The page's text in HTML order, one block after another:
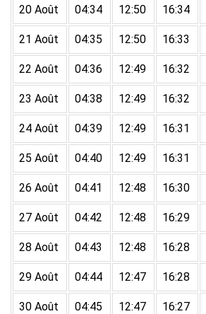
20 Août 04:34 12:50 16:34
21 Août 04:35 12:50 16:33
22 Août 04:36 12:49 16:32
23 Août 04:38 12:49 16:32
24 Août 04:39 12:49 16:31
25 Août 04:40 12:49 16:31
26 Août 04:41 12:48 16:30
27 Août 04:42 12:48 16:29
28 Août 04:43 12:48 16:28
29 Août 04:44 12:47 16:28
30 Août 04:45 12:47 16:27